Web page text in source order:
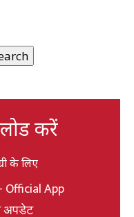
करें
के लिए
Official App
अपडेट